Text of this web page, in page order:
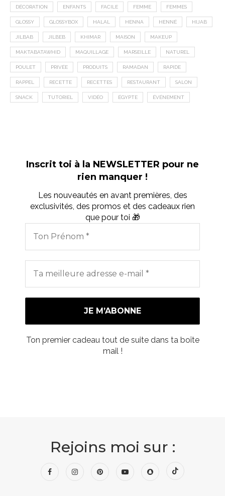
DÉCORATION ENFANTS FACILE FEMME FEMMES
GLOSSY GLOSSYBOX HALAL HENNA HENNÉ HIJAB
JILBAB JILBEB KHIMAR MAISON MAKEUP
MAKTABATAWHID MAQUILLAGE MARSEILLE NATUREL
POULET PRIVÉE PRODUITS RAMADAN RAPIDE
RAPPEL RECETTE RECETTES RESTAURANT SALON
SNACK TUTORIEL VIDÉO ÉGYPTE ÉVÉNEMENT
Inscrit toi à la NEWSLETTER pour ne
rien manquer !
Les nouveautés en avant premières, des
exclusivités, des promos et des cadeaux rien
que pour toi 🎁
Ton premier cadeau tout de suite dans ta boîte
mail !
Rejoins moi sur :